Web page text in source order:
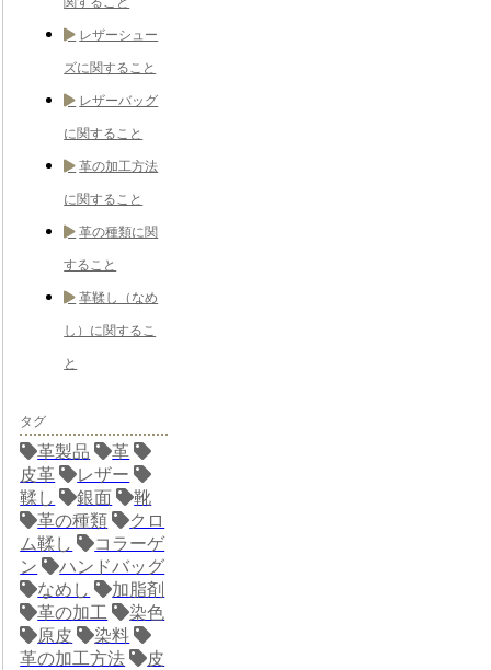
レザーシュー
ズに関すること
レザーバッグ
に関すること
革の加工方法
に関すること
革の種類に関
すること
革鞣し（なめ
し）に関するこ
と
タグ
革製品
革
皮革
レザー
鞣し
銀面
靴
革の種類
クロ
ム鞣し
コラーゲ
ン
ハンドバッグ
なめし
加脂剤
革の加工
染色
原皮
染料
革の加工方法
皮